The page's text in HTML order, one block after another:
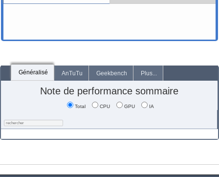
Généralisé AnTuTu Geekbench Plus...
Note de performance sommaire
Total CPU GPU IA